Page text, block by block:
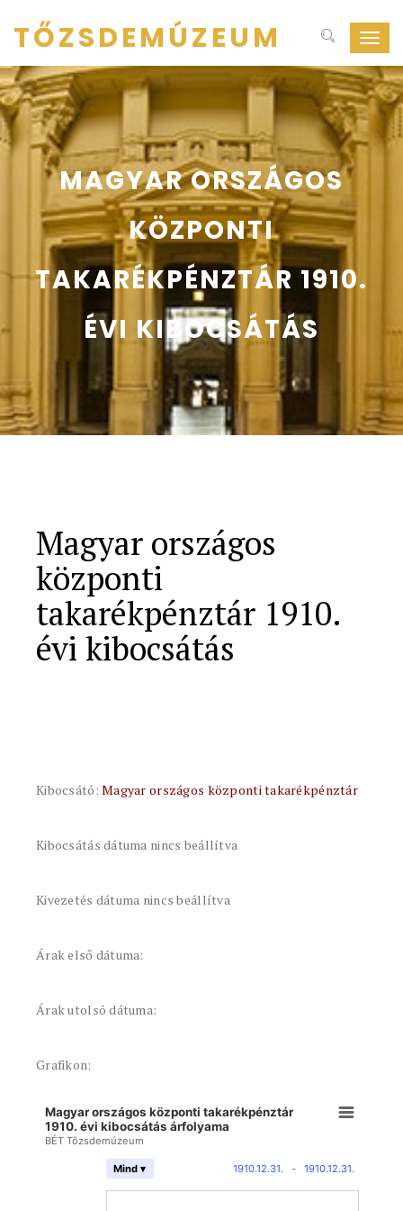
ki-
be
TŐZSDEMÚZEUM
MAGYAR ORSZÁGOS
KÖZPONTI
TAKARÉKPÉNZTÁR 1910.
ÉVI KIBOCSÁTÁS
Magyar országos
központi
takarékpénztár 1910.
évi kibocsátás
Kibocsátó:Magyar országos központi takarékpénztár
Kibocsátás dátuma nincs beállítva
Kivezetés dátuma nincs beállítva
Árak első dátuma:
Árak utolsó dátuma:
Grafikon:
Magyar országos központi takarékpénztár
1910. évi kibocsátás árfolyama
BÉT Tőzsdemúzeum
1910.12.31. - 1910.12.31.
Mind ▾